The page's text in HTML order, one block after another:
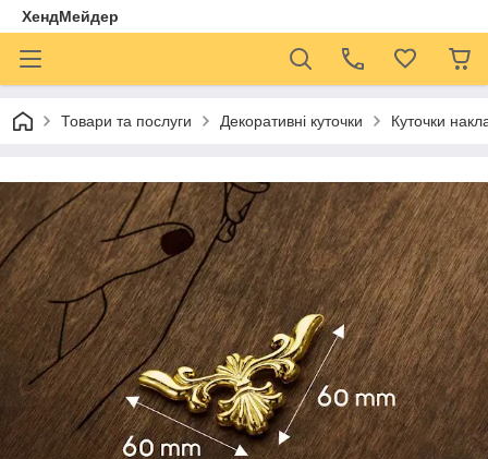
ХендМейдер
Товари та послуги Декоративні куточки Куточки